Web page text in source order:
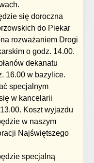
się doroczna
do Piekar
rozważaniem Drogi
o godz. 14.00.
dekanatu
16.00 w bazylice.
specjalnym
w kancelarii
Koszt wyjazdu
w naszym
Najświętszego
specjalną